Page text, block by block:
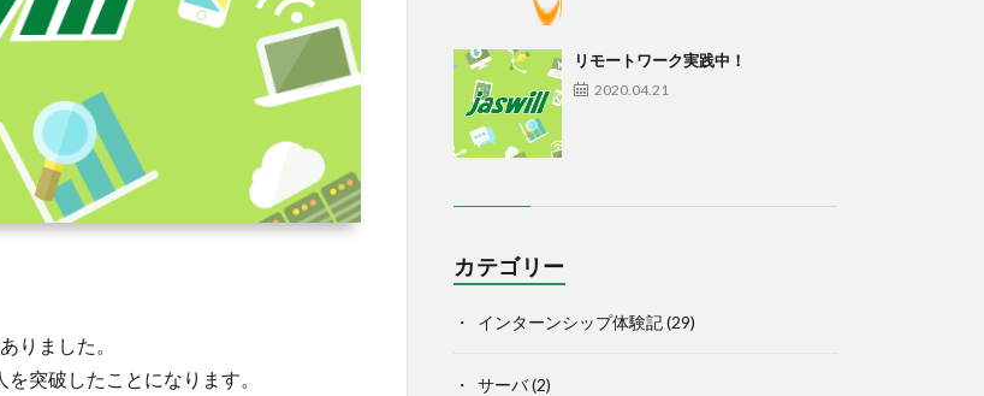
りました。
突破したことになります。
リモートワーク実践中！
2020.04.21
カテゴリー
インターンシップ体験記(29)
サーバ(2)